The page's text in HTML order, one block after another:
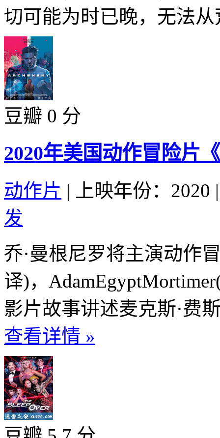
切可能为时已晚，无法
豆瓣 0 分
2020年美国动作冒险片
动作片 | 上映年份：2020 |
发
乔·曼根尼罗将主演动作
译)，
影片故事讲述麦克斯·费
查看详情 »